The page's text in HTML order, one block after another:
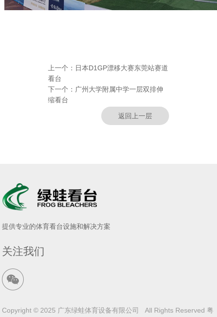
上一个： 日本D1GP漂移大赛东莞站赛道
看台
下一个： 广州大学附属中学一层双排伸
缩看台
返回上一层
提供专业的体育看台设施和解决方案
关注我们
Copyright © 2025 广东绿蛙体育设备有限公司 All Rights Reserved 粤